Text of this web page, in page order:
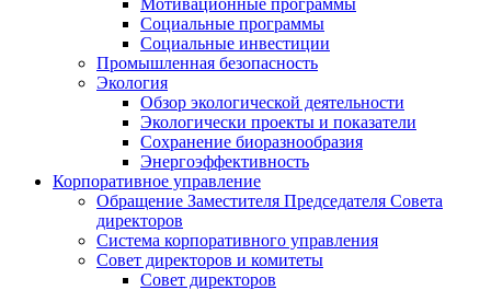
Мотивационные программы
Социальные программы
Социальные инвестиции
Промышленная безопасность
Экология
Обзор экологической деятельности
Экологически проекты и показатели
Сохранение биоразнообразия
Энергоэффективность
Корпоративное управление
Обращение Заместителя Председателя Совета
директоров
Система корпоративного управления
Совет директоров и комитеты
Совет директоров